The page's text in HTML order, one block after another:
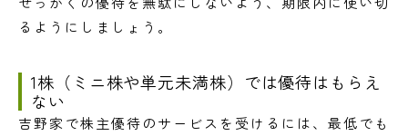
るようにしましょう。
1株（ミニ株や単元未満株）では優待はもらえ
ない
吉野家で株主優待のサービスを受けるには、最低でも